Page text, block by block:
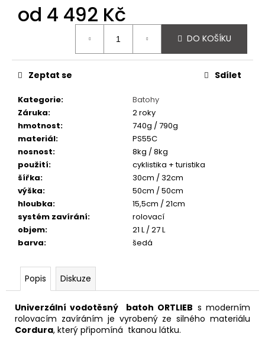
od 4 492 Kč
DO KOŠÍKU
Kategorie:
Batohy
Záruka:
2 roky
hmotnost:
740g / 790g
materiál:
PS55C
nosnost:
8kg / 8kg
použití:
cyklistika + turistika
šířka:
30cm / 32cm
výška:
50cm / 50cm
hloubka:
15,5cm / 21cm
systém zavírání:
rolovací
objem:
21 L / 27 L
barva: šedá
Zeptat se Sdílet
Popis Diskuze
Univerzální vodotěsný batoh ORTLIEB s moderním
rolovacím zavíráním je vyrobený ze silného materiálu
Cordura, který připomíná tkanou látku.
e
M-
WAVE
RETRO
ČERNÉ
550
Kč